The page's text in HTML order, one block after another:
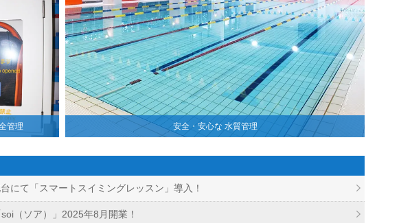
安全・安心な 水質管理
管理
にて「スマートスイミングレッスン」導入！
（ソア）」2025年8月開業！